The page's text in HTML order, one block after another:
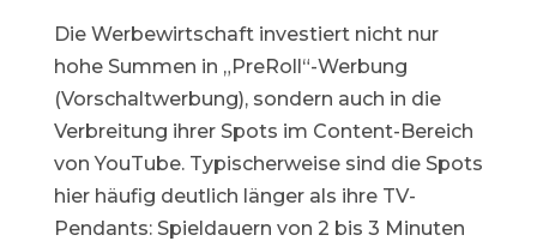
Die Werbewirtschaft investiert nicht nur
hohe Summen in „PreRoll“-Werbung
(Vorschaltwerbung), sondern auch in die
Verbreitung ihrer Spots im Content-Bereich
von YouTube. Typischerweise sind die Spots
hier häufig deutlich länger als ihre TV-
Pendants: Spieldauern von 2 bis 3 Minuten